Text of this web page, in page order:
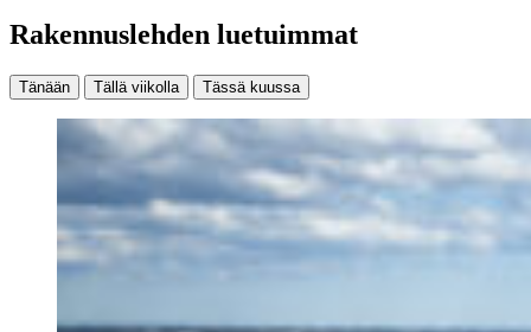
Rakennuslehden luetuimmat
Tänään Tällä viikolla Tässä kuussa